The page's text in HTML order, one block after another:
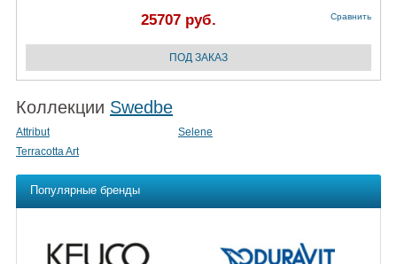
25707 руб. Сравнить
Коллекции Swedbe
Attribut
Selene
Terracotta Art
Популярные бренды